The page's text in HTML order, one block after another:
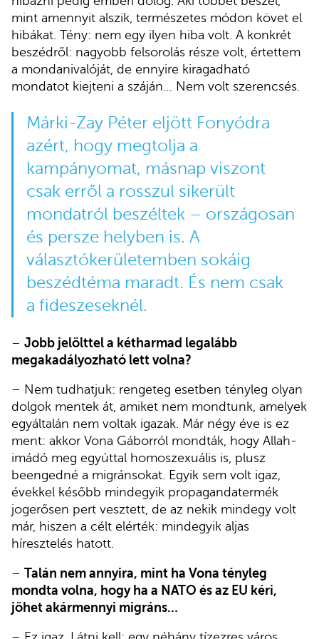
mint amennyit alszik, természetes módon követ el
hibákat. Tény: nem egy ilyen hiba volt. A konkrét
beszédről: nagyobb felsorolás része volt, értettem
a mondanivalóját, de ennyire kiragadható
mondatot kiejteni a száján… Nem volt szerencsés.
Márki-Zay Péter eljött Fonyódra
azért, hogy megtolja a
kampányomat, másnap viszont
csak erről a rosszul sikerült
mondatról beszéltek – országosan
és persze helyben is. A
választókerületemben sokáig
beszédtéma maradt. És nem csak
a fideszeseknél.
– Jobb jelölttel a kétharmad legalább
megakadályozható lett volna?
– Nem tudhatjuk: rengeteg esetben tényleg olyan
dolgok mentek át, amiket nem mondtunk, amelyek
egyáltalán nem voltak igazak. Már négy éve is ez
ment: akkor Vona Gáborról mondták, hogy Allah-
imádó meg egyúttal homoszexuális is, plusz
beengedné a migránsokat. Egyik sem volt igaz,
évekkel később mindegyik propagandatermék
jogerősen pert vesztett, de az nekik mindegy volt
már, hiszen a célt elérték: mindegyik aljas
híresztelés hatott.
– Talán nem annyira, mint ha Vona tényleg
mondta volna, hogy ha a NATO és az EU kéri,
jöhet akármennyi migráns…